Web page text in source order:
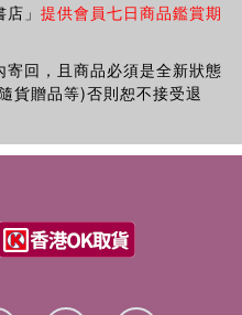
. . . The Hunger
Meyer, author of the
King, Entertainment
the political passion of
A Clockwork Orange, the
of Narnia and the
Potter." New York Times
」 提供會員七日商品鑑賞期
回，且商品必須是全新狀態
貨贈品等)否則恕不接受退